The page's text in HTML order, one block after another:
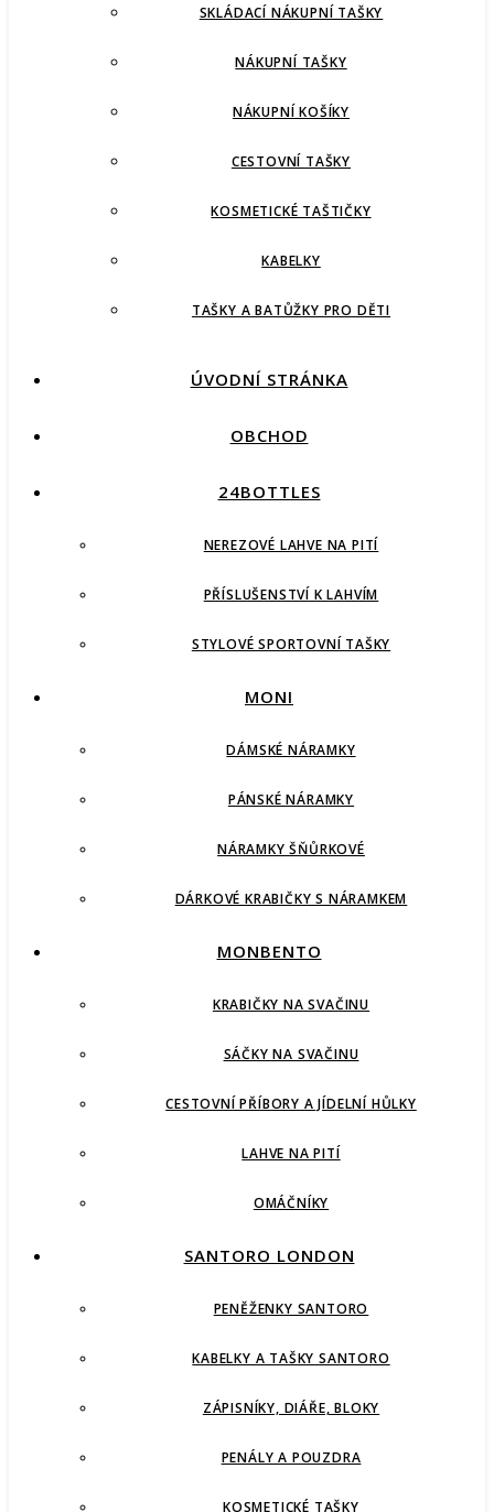
SKLÁDACÍ NÁKUPNÍ TAŠKY
NÁKUPNÍ TAŠKY
NÁKUPNÍ KOŠÍKY
CESTOVNÍ TAŠKY
KOSMETICKÉ TAŠTIČKY
KABELKY
TAŠKY A BATŮŽKY PRO DĚTI
ÚVODNÍ STRÁNKA
OBCHOD
24BOTTLES
NEREZOVÉ LAHVE NA PITÍ
PŘÍSLUŠENSTVÍ K LAHVÍM
STYLOVÉ SPORTOVNÍ TAŠKY
MONI
DÁMSKÉ NÁRAMKY
PÁNSKÉ NÁRAMKY
NÁRAMKY ŠŇŮRKOVÉ
DÁRKOVÉ KRABIČKY S NÁRAMKEM
MONBENTO
KRABIČKY NA SVAČINU
SÁČKY NA SVAČINU
CESTOVNÍ PŘÍBORY A JÍDELNÍ HŮLKY
LAHVE NA PITÍ
OMÁČNÍKY
SANTORO LONDON
PENĚŽENKY SANTORO
KABELKY A TAŠKY SANTORO
ZÁPISNÍKY, DIÁŘE, BLOKY
PENÁLY A POUZDRA
KOSMETICKÉ TAŠKY